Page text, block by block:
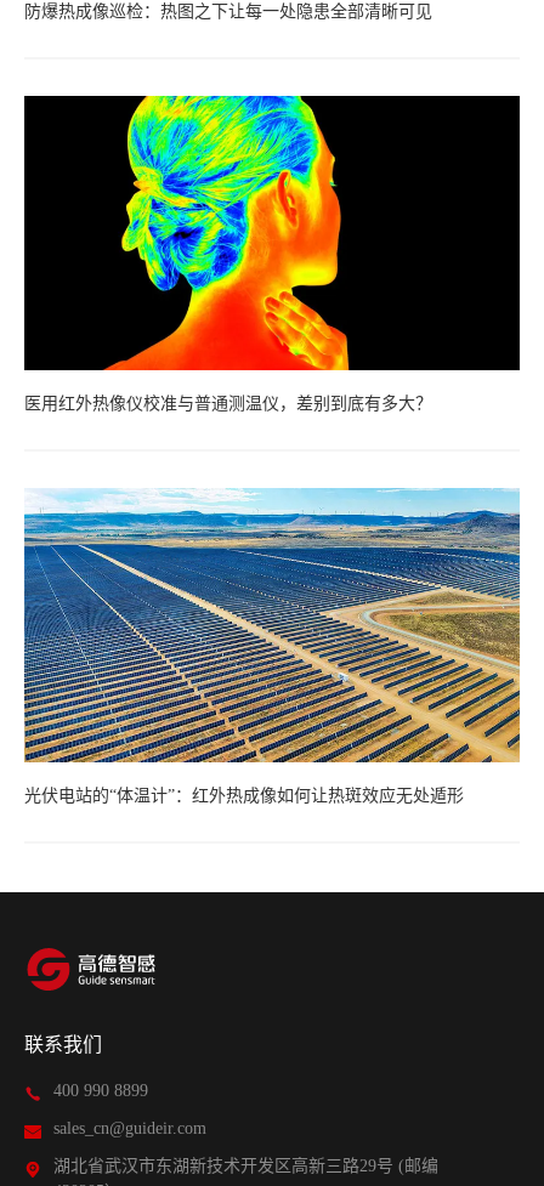
防爆热成像巡检：热图之下让每一处隐患全部清晰可见
医用红外热像仪校准与普通测温仪，差别到底有多大？
光伏电站的“体温计”：红外热成像如何让热斑效应无处遁形
联系我们
400 990 8899
sales_cn@guideir.com
湖北省武汉市东湖新技术开发区高新三路29号 (邮编